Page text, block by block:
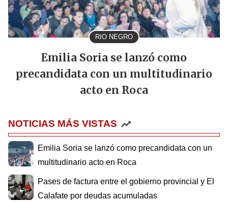
RIO NEGRO
Emilia Soria se lanzó como
precandidata con un multitudinario
acto en Roca
NOTICIAS MÁS VISTAS
Emilia Soria se lanzó como precandidata con un
multitudinario acto en Roca
Pases de factura entre el gobierno provincial y El
Calafate por deudas acumuladas